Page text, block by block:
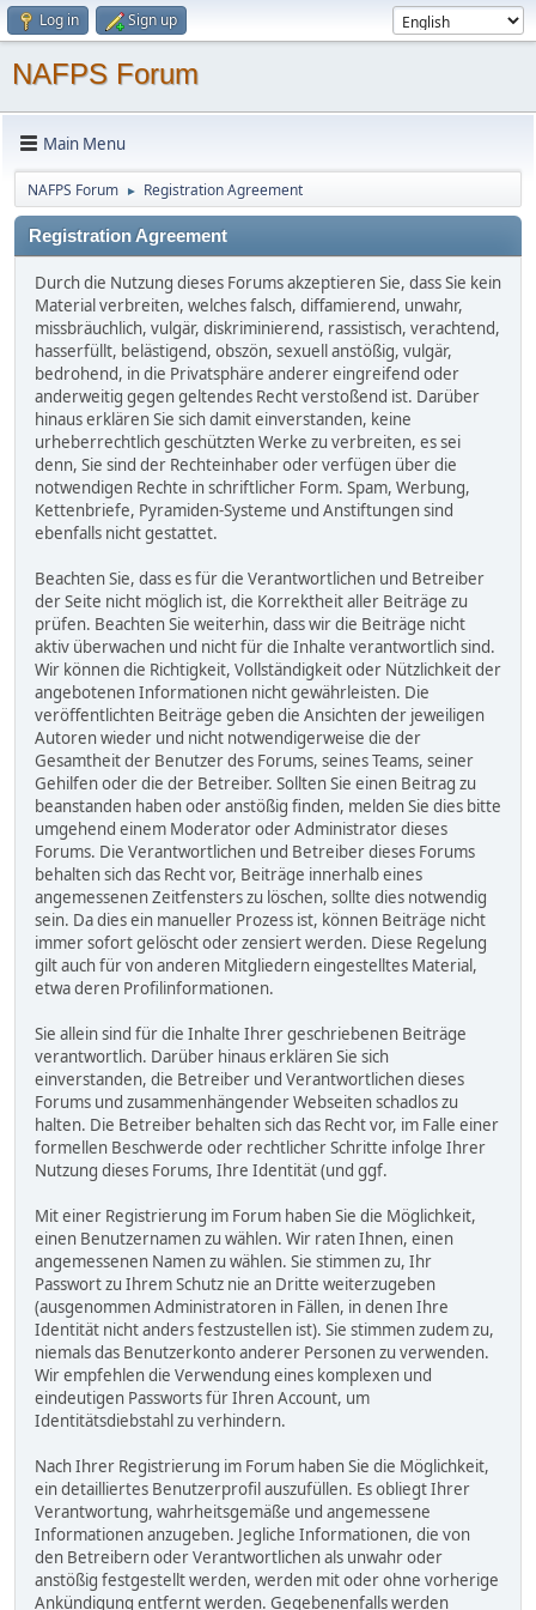
Log in Sign up
NAFPS Forum
Main Menu
NAFPS Forum ► Registration Agreement
Registration Agreement
Durch die Nutzung dieses Forums akzeptieren Sie, dass Sie kein
Material verbreiten, welches falsch, diffamierend, unwahr,
missbräuchlich, vulgär, diskriminierend, rassistisch, verachtend,
hasserfüllt, belästigend, obszön, sexuell anstößig, vulgär,
bedrohend, in die Privatsphäre anderer eingreifend oder
anderweitig gegen geltendes Recht verstoßend ist. Darüber
hinaus erklären Sie sich damit einverstanden, keine
urheberrechtlich geschützten Werke zu verbreiten, es sei
denn, Sie sind der Rechteinhaber oder verfügen über die
notwendigen Rechte in schriftlicher Form. Spam, Werbung,
Kettenbriefe, Pyramiden-Systeme und Anstiftungen sind
ebenfalls nicht gestattet.
Beachten Sie, dass es für die Verantwortlichen und Betreiber
der Seite nicht möglich ist, die Korrektheit aller Beiträge zu
prüfen. Beachten Sie weiterhin, dass wir die Beiträge nicht
aktiv überwachen und nicht für die Inhalte verantwortlich sind.
Wir können die Richtigkeit, Vollständigkeit oder Nützlichkeit der
angebotenen Informationen nicht gewährleisten. Die
veröffentlichten Beiträge geben die Ansichten der jeweiligen
Autoren wieder und nicht notwendigerweise die der
Gesamtheit der Benutzer des Forums, seines Teams, seiner
Gehilfen oder die der Betreiber. Sollten Sie einen Beitrag zu
beanstanden haben oder anstößig finden, melden Sie dies bitte
umgehend einem Moderator oder Administrator dieses
Forums. Die Verantwortlichen und Betreiber dieses Forums
behalten sich das Recht vor, Beiträge innerhalb eines
angemessenen Zeitfensters zu löschen, sollte dies notwendig
sein. Da dies ein manueller Prozess ist, können Beiträge nicht
immer sofort gelöscht oder zensiert werden. Diese Regelung
gilt auch für von anderen Mitgliedern eingestelltes Material,
etwa deren Profilinformationen.
Sie allein sind für die Inhalte Ihrer geschriebenen Beiträge
verantwortlich. Darüber hinaus erklären Sie sich
einverstanden, die Betreiber und Verantwortlichen dieses
Forums und zusammenhängender Webseiten schadlos zu
halten. Die Betreiber behalten sich das Recht vor, im Falle einer
formellen Beschwerde oder rechtlicher Schritte infolge Ihrer
Nutzung dieses Forums, Ihre Identität (und ggf.
Mit einer Registrierung im Forum haben Sie die Möglichkeit,
einen Benutzernamen zu wählen. Wir raten Ihnen, einen
angemessenen Namen zu wählen. Sie stimmen zu, Ihr
Passwort zu Ihrem Schutz nie an Dritte weiterzugeben
(ausgenommen Administratoren in Fällen, in denen Ihre
Identität nicht anders festzustellen ist). Sie stimmen zudem zu,
niemals das Benutzerkonto anderer Personen zu verwenden.
Wir empfehlen die Verwendung eines komplexen und
eindeutigen Passworts für Ihren Account, um
Identitätsdiebstahl zu verhindern.
Nach Ihrer Registrierung im Forum haben Sie die Möglichkeit,
ein detailliertes Benutzerprofil auszufüllen. Es obliegt Ihrer
Verantwortung, wahrheitsgemäße und angemessene
Informationen anzugeben. Jegliche Informationen, die von
den Betreibern oder Verantwortlichen als unwahr oder
anstößig festgestellt werden, werden mit oder ohne vorherige
Ankündigung entfernt werden. Gegebenenfalls werden